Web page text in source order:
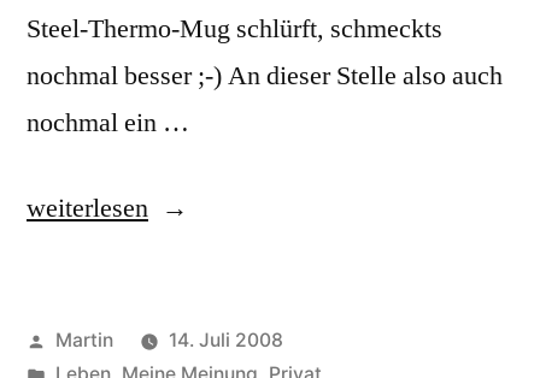
Steel-Thermo-Mug schlürft, schmeckts
nochmal besser ;-) An dieser Stelle also auch
nochmal ein …
„Addiction“
weiterlesen
Veröffentlicht
von
Martin
14. Juli 2008
Veröffentlicht